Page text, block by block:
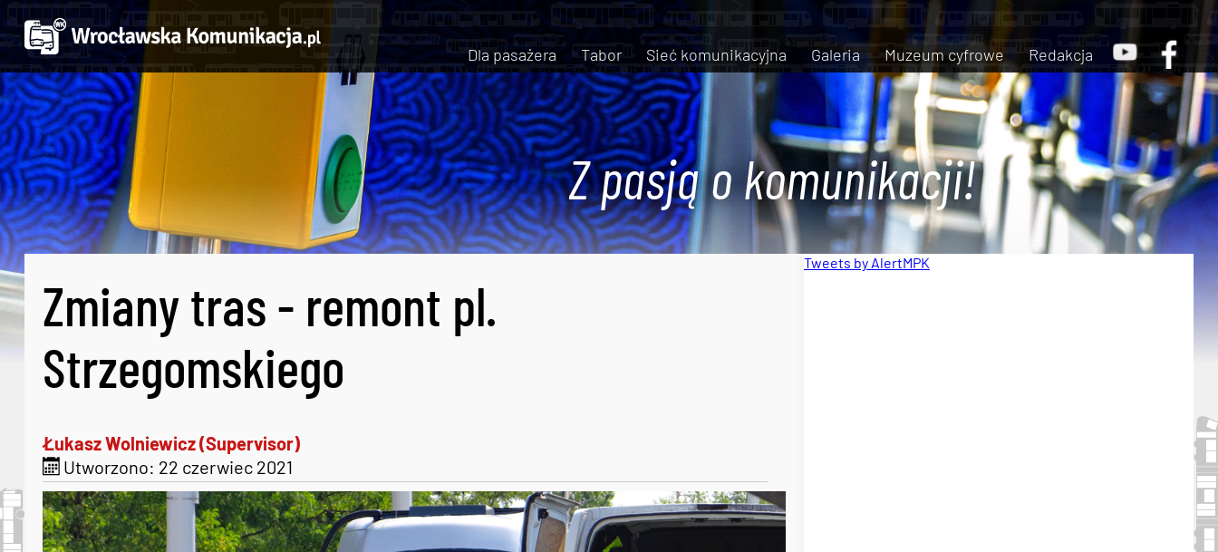
Dla pasażera Tabor Sieć komunikacyjna Galeria Muzeum cyfrowe Redakcja
Z pasją o komunikacji!
Zmiany tras - remont pl.
Strzegomskiego
Łukasz Wolniewicz (Supervisor)
Utworzono: 22 czerwiec 2021
Tweets by AlertMPK